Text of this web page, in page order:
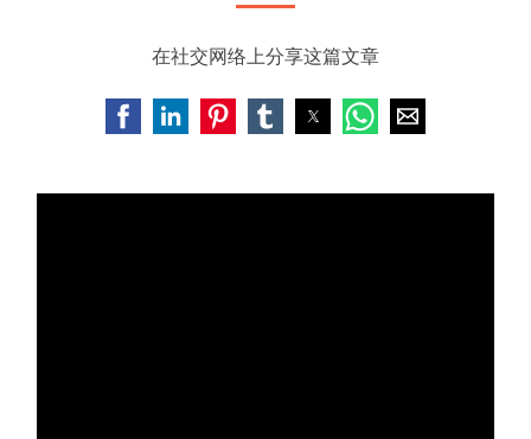
在社交网络上分享这篇文章